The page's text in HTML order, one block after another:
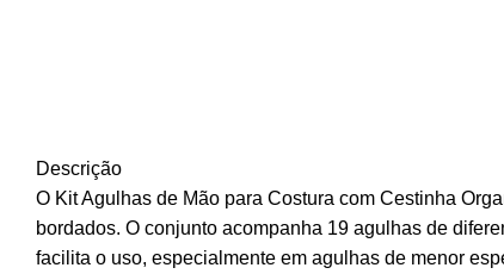
Descrição
O Kit Agulhas de Mão para Costura com Cestinha
bordados. O conjunto acompanha 19 agulhas de
facilita o uso, especialmente em agulhas de menor